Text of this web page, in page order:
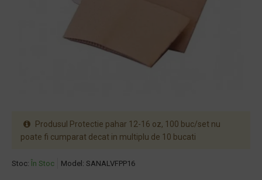
Stoc: În Stoc Model: SANALVFPP16
Produsul Protectie pahar 12-16 oz, 100 buc/set nu
poate fi cumparat decat in multiplu de 10 bucati